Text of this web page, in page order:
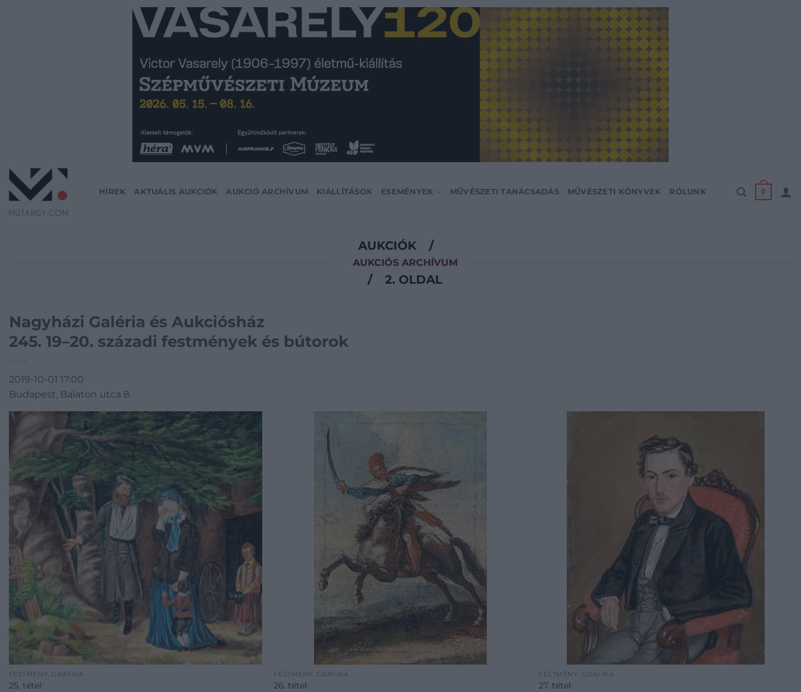
HÍREK AKTUÁLIS AUKCIÓK AUKCIÓ ARCHÍVUM KIÁLLÍTÁSOK ESEMÉNYEK MŰVÉSZETI TANÁCSADÁS MŰVÉSZETI KÖNYVEK RÓLUNK 0
AUKCIÓK /
AUKCIÓS ARCHÍVUM
/ 2. OLDAL
Nagyházi Galéria és Aukciósház
245. 19–20. századi festmények és bútorok
2019-10-01 17:00
Budapest, Balaton utca 8.
FESTMÉNY, GRAFIKA
25. tétel:
FESTMÉNY, GRAFIKA
26. tétel:
FESTMÉNY, GRAFIKA
27. tétel: